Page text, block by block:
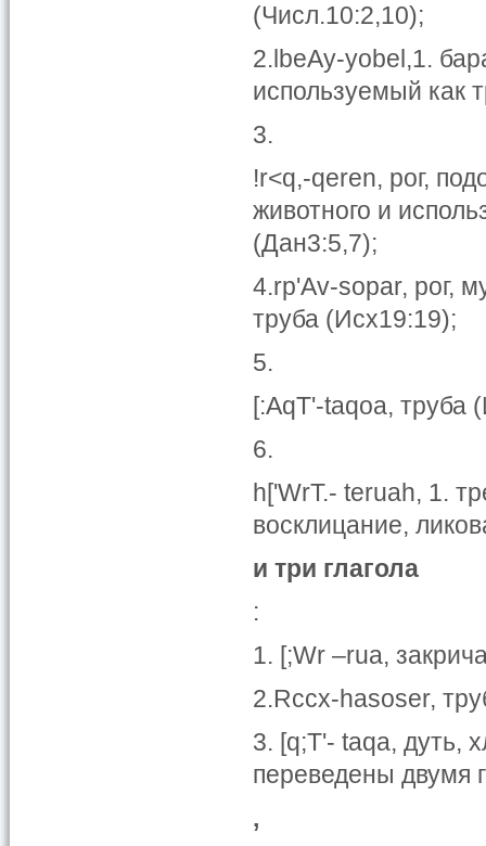
(Числ.10:2,10);
2.lbeAy-yobel,1.
используемый как
3.
!r<q,-qeren, рог,
животного и
(Дан3:5,7);
4.rp'Av-sopar, рог,
труба (Исх19:19);
5.
[:AqT'-taqoa, труба
6.
h['WrT.- teruah, 1.
восклицание,
и три глагола
:
1. [;Wr –rua,
2.Rccx-hasoser,
3. [q;T'- taqa, дуть,
переведены двумя
,